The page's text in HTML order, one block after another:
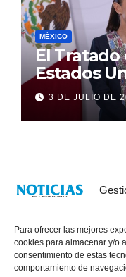
Para ofrecer las mejores
cookies para almacenar y/o
consentimiento de estas
comportamiento de
MÉXICO
El
Estados
MEC) se
2036:
3 DE JULIO DE